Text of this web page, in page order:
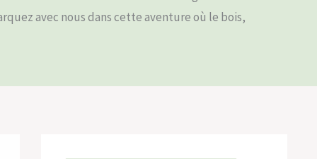
avec nous dans cette aventure où le bois,